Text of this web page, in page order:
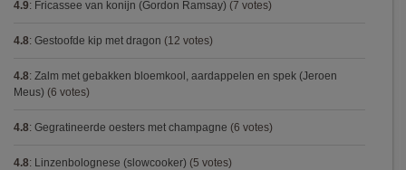
4.9: Fricassee van konijn (Gordon Ramsay) (7 votes)
4.8: Gestoofde kip met dragon (12 votes)
4.8: Zalm met gebakken bloemkool, aardappelen en spek (Jeroen
Meus) (6 votes)
4.8: Gegratineerde oesters met champagne (6 votes)
4.8: Linzenbolognese (slowcooker) (5 votes)